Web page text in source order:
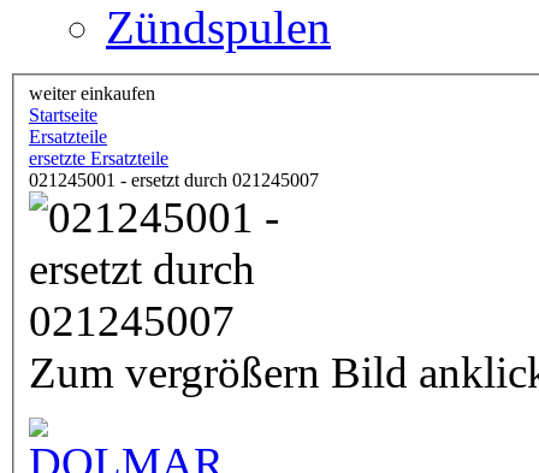
Zündspulen
weiter einkaufen
Startseite
Ersatzteile
ersetzte Ersatzteile
021245001 - ersetzt durch 021245007
Zum vergrößern Bild